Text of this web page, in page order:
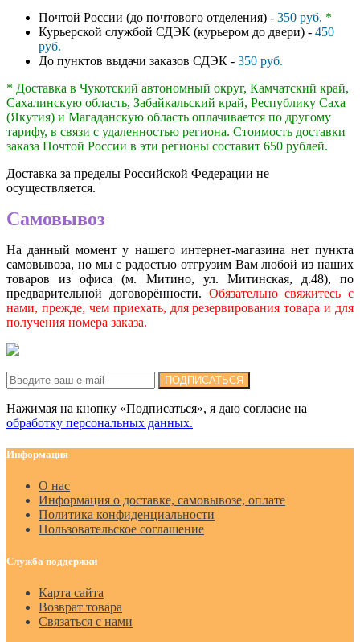
Почтой России (до почтового отделения) - 350 руб. *
Курьерской службой СДЭК (курьером до двери) - 450
руб.
До пунктов выдачи заказов СДЭК - 350 руб.
* Доставка в Чукотский автономный округ, Камчатский край,
Сахалинскую область, Забайкальский край, Республику Саха
(Якутия) и Магаданскую область оплачивается по другому
тарифу, в связи с удаленностью региона. Стоимость доставки
заказа Почтой России в эти регионы составит 650 рублей.
Доставка за пределы Российской Федерации не
осуществляется.
Самовывоз
На данный момент у нашего интернет-магазина нет пункта
самовывоза, но мы с радостью отгрузим Вам любой из наших
товаров из офиса (м. Митино, ул. Митинская, д.48), по
предварительной договорённости. Обязательно свяжитесь с
нами, прежде, чем приехать, для резервирования товара и для
получения номера заказа.
ПОДПИСАТЬСЯ
Нажимая на кнопку «Подписаться», я даю cогласие на
обработку персональных данных.
Информация
О нас
Информация о доставке, самовывозе, оплате
Политика конфиденциальности
Пользовательское соглашение
Служба поддержки
Карта сайта
Возврат товара
Связаться с нами